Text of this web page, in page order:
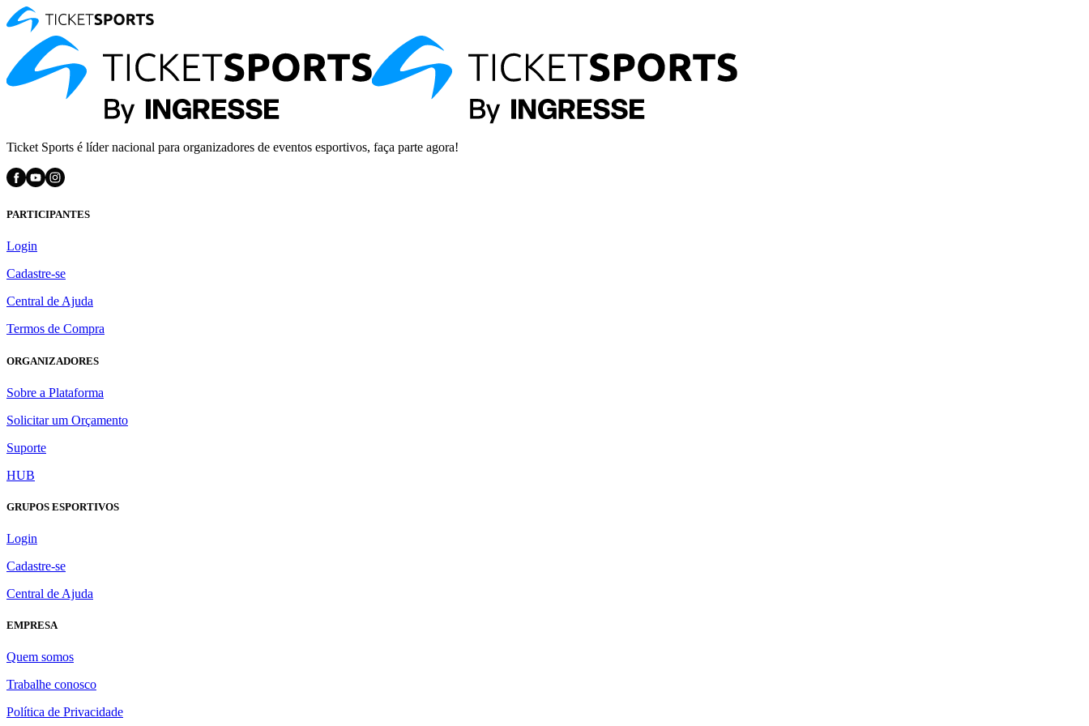
Ticket Sports é líder nacional para organizadores de eventos esportivos, faça parte agora!
PARTICIPANTES
Login
Cadastre-se
Central de Ajuda
Termos de Compra
ORGANIZADORES
Sobre a Plataforma
Solicitar um Orçamento
Suporte
HUB
GRUPOS ESPORTIVOS
Login
Cadastre-se
Central de Ajuda
EMPRESA
Quem somos
Trabalhe conosco
Política de Privacidade